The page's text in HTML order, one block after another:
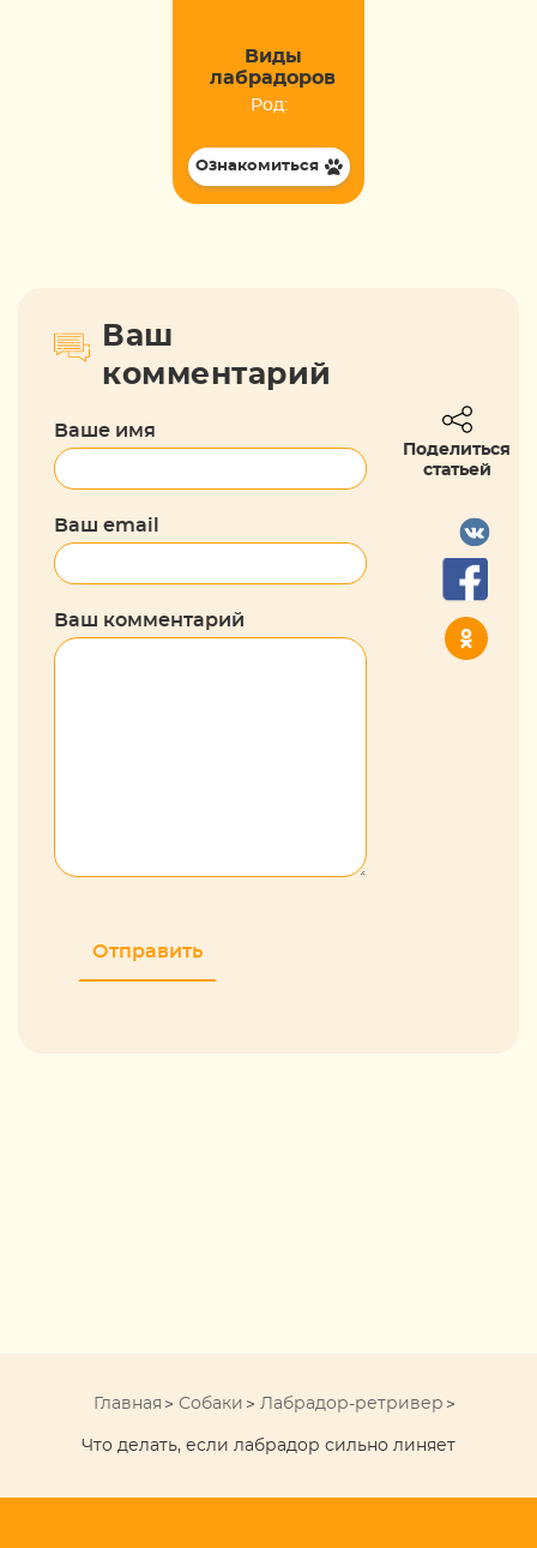
Виды
лабрадоров
Род:
Ознакомиться
Ваш
комментарий
Ваше имя
Ваш email
Ваш комментарий
Поделиться
статьей
Главная Собаки Лабрадор-ретривер
Что делать, если лабрадор сильно линяет